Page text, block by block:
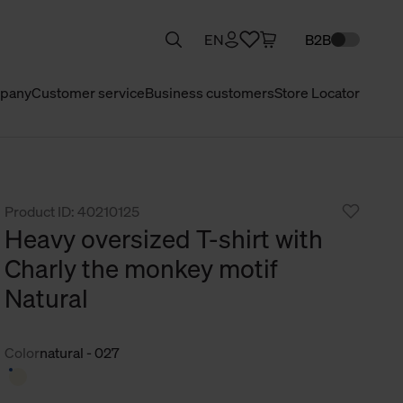
Customer serviceBusiness customersStore Locator
EN B2B
Product ID: 40210125
Heavy oversized T-shirt with
Charly the monkey motif
Natural
Colornatural - 027